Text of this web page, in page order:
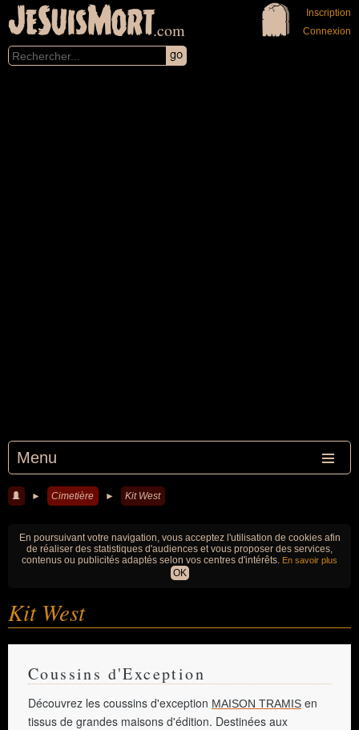
JeSuisMort.com
Menu
Inscription
Connexion
► Cimetière ► Kit West
En poursuivant votre navigation, vous acceptez l'utilisation de cookies afin
de réaliser des statistiques d'audiences et vous proposer des services,
contenus ou publicités adaptés selon vos centres d'intérêts. En savoir plus
OK
Kit West
Coussins d'Exception
Découvrez les coussins d'exception MAISON TRAMIS en
tissus de grandes maisons d'édition. Destinées aux